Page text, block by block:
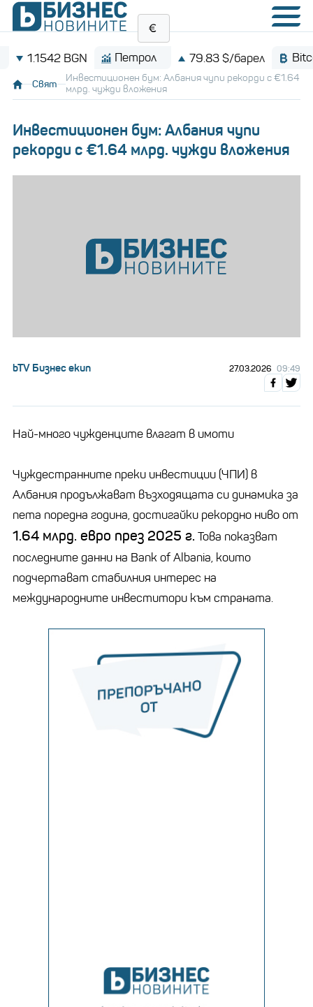
1.1542 BGN Петрол 79.83 $/барел Bitcoin
Свят
Инвестиционен бум: Албания чупи рекорди с €1.64
млрд. чужди вложения
Инвестиционен бум: Албания чупи
рекорди с €1.64 млрд. чужди вложения
bTV Бизнес екип 27.03.2026 09:49
Най-много чужденците влагат в имоти
Чуждестранните преки инвестиции (ЧПИ) в
Албания продължават възходящата си динамика за
пета поредна година, достигайки рекордно ниво от
1.64 млрд. евро през 2025 г. Това показват
последните данни на Bank of Albania, които
подчертават стабилния интерес на
международните инвеститори към страната.